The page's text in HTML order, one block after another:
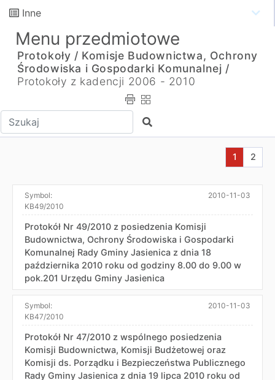
Inne
Menu przedmiotowe
Protokoły / Komisje Budownictwa, Ochrony
Środowiska i Gospodarki Komunalnej /
Protokoły z kadencji 2006 - 2010
Wpisz tekst do wyszukania Szukaj
Aktualna
1 2
Symbol:
KB49/2010
2010-11-03
Protokół Nr 49/2010 z posiedzenia Komisji
Budownictwa, Ochrony Środowiska i Gospodarki
Komunalnej Rady Gminy Jasienica z dnia 18
października 2010 roku od godziny 8.00 do 9.00 w
pok.201 Urzędu Gminy Jasienica
Symbol:
KB47/2010
2010-11-03
Protokół Nr 47/2010 z wspólnego posiedzenia
Komisji Budownictwa, Komisji Budżetowej oraz
Komisji ds. Porządku i Bezpieczeństwa Publicznego
Rady Gminy Jasienica z dnia 19 lipca 2010 roku od